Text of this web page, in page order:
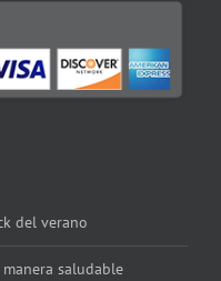
del verano
saludable